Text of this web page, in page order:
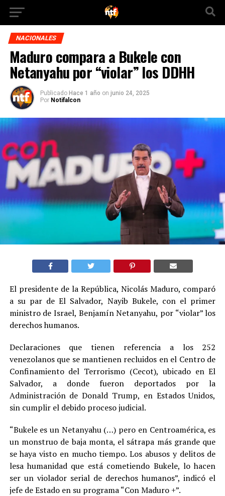
NACIONALES
Maduro compara a Bukele con
Netanyahu por “violar” los DDHH
Publicado Hace 1 año on junio 24, 2025
Por Notifalcon
El presidente de la República, Nicolás Maduro, comparó
a su par de El Salvador, Nayib Bukele, con el primer
ministro de Israel, Benjamín Netanyahu, por “violar” los
derechos humanos.
Declaraciones que tienen referencia a los 252
venezolanos que se mantienen recluidos en el Centro de
Confinamiento del Terrorismo (Cecot), ubicado en El
Salvador, a donde fueron deportados por la
Administración de Donald Trump, en Estados Unidos,
sin cumplir el debido proceso judicial.
“Bukele es un Netanyahu (…) pero en Centroamérica, es
un monstruo de baja monta, el sátrapa más grande que
se haya visto en mucho tiempo. Los abusos y delitos de
lesa humanidad que está cometiendo Bukele, lo hacen
ser un violador serial de derechos humanos”, indicó el
jefe de Estado en su programa “Con Maduro +”.